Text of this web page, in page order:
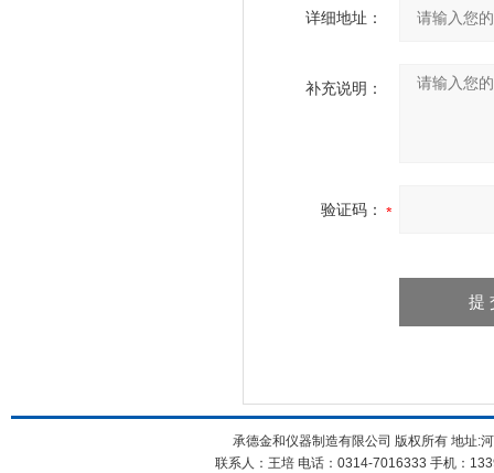
详细地址：
补充说明：
验证码：
承德金和仪器制造有限公司 版权所有 地址:
联系人：王培 电话：0314-7016333 手机：